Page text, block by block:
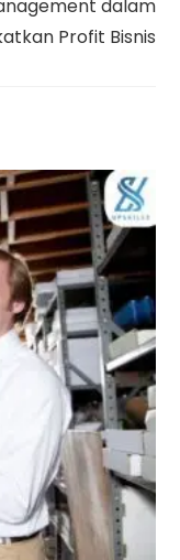
dalam
Profit Bisnis